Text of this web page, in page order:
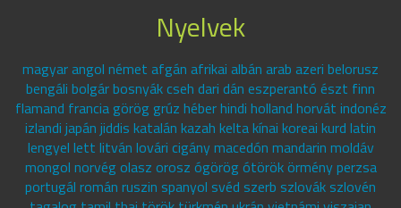
Nyelvek
magyar angol német afgán afrikai albán arab azeri belorusz
bengáli bolgár bosnyák cseh dari dán eszperantó észt finn
flamand francia görög grúz héber hindi holland horvát indonéz
izlandi japán jiddis katalán kazah kelta kínai koreai kurd latin
lengyel lett litván lovári cigány macedón mandarin moldáv
mongol norvég olasz orosz ógörög ótörök örmény perzsa
portugál román ruszin spanyol svéd szerb szlovák szlovén